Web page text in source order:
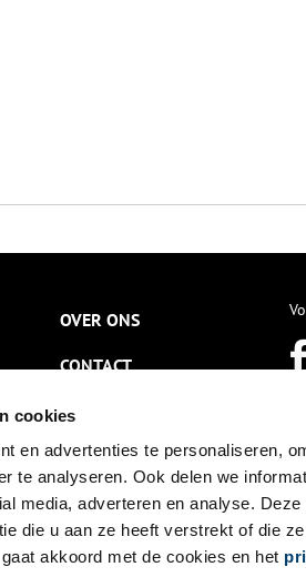
cookies
en advertenties te personaliseren,
te analyseren. Ook delen we
media, adverteren en analyse.
die u aan ze heeft verstrekt of die
akkoord met de cookies en het
OVER ONS
CONTACT
NIEUWSBRIEF
DISCLAIMER
PRIVACY
TOEGANKELIJKHEID